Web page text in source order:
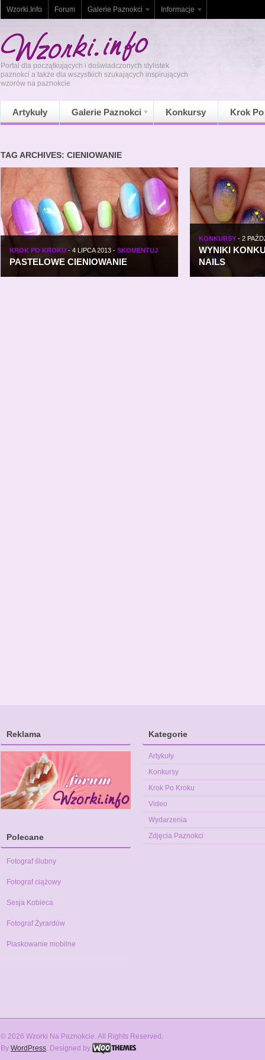
Wzorki.Info Forum Galerie Paznokci Informacje
Portal dla początkujących i doświadczonych stylistek
paznokci a także dla wszystkich szukających inspirujących
wzorów na paznokcie
Artykuły Galerie Paznokci Konkursy Krok
TAG ARCHIVES: CIENIOWANIE
KROK PO KROKU - 4 LIPCA 2013 - SKOMENTUJ
PASTELOWE CIENIOWANIE
KONKURSY - 2
WYNIKI
NAILS
Reklama
Polecane
Fotograf ślubny
Fotograf ciążowy
Sesja Kobieca
Fotograf Żyrardów
Piaskowanie mobilne
Kategorie
Artykuły
Konkursy
Krok Po Kroku
Video
Wydarzenia
Zdjęcia Paznokci
© 2026 Wzorki Na Paznokcie. All Rights Reserved.
By WordPress. Designed by